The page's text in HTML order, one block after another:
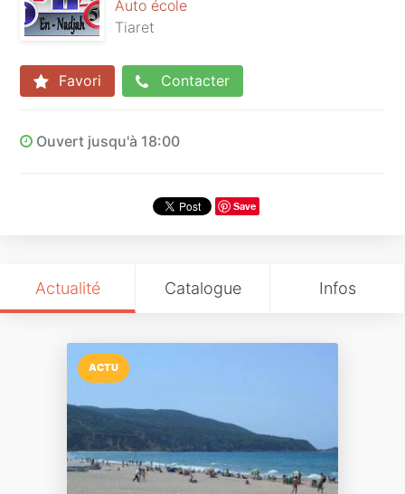
Auto école
Tiaret
Favori Contacter
Ouvert jusqu'à 18:00
Save
Actualité Catalogue Infos
ACTU